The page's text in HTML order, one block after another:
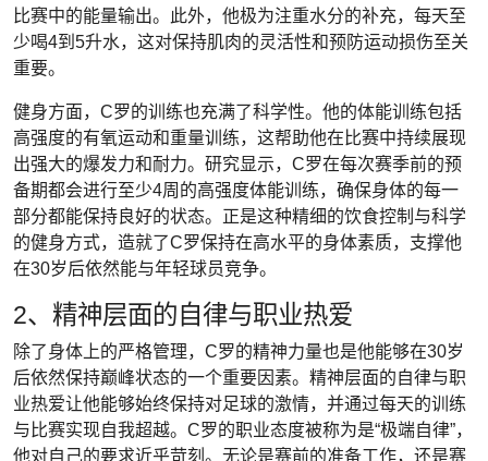
比赛中的能量输出。此外，他极为注重水分的补充，每天至
少喝4到5升水，这对保持肌肉的灵活性和预防运动损伤至关
重要。
健身方面，C罗的训练也充满了科学性。他的体能训练包括
高强度的有氧运动和重量训练，这帮助他在比赛中持续展现
出强大的爆发力和耐力。研究显示，C罗在每次赛季前的预
备期都会进行至少4周的高强度体能训练，确保身体的每一
部分都能保持良好的状态。正是这种精细的饮食控制与科学
的健身方式，造就了C罗保持在高水平的身体素质，支撑他
在30岁后依然能与年轻球员竞争。
2、精神层面的自律与职业热爱
除了身体上的严格管理，C罗的精神力量也是他能够在30岁
后依然保持巅峰状态的一个重要因素。精神层面的自律与职
业热爱让他能够始终保持对足球的激情，并通过每天的训练
与比赛实现自我超越。C罗的职业态度被称为是“极端自律”，
他对自己的要求近乎苛刻。无论是赛前的准备工作，还是赛